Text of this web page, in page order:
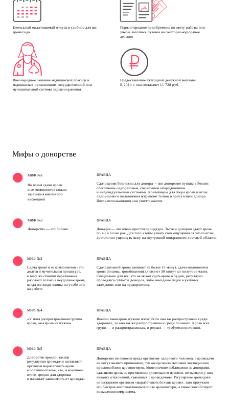
Ежегодный оплачиваемый отпуск в удобное для вас
время года
Внеочередное оказание медицинской помощи в
медицинских организациях государственной или
муниципальной системы здравоохранения
Первоочередное приобретение по месту работы или
учебы льготных путевок на санаторно-курортное
лечение
Предоставление ежегодной денежной выплаты.
В 2014 г. она составляет 11 728 руб.
МИФ №5
Донорство вредно, так как
регулярные кроводачи заставляют
организм вырабатывать кровь
в большем объеме, что, в конечном
итоге, вредно для здоровья
и вызывает зависимость от кроводач
Мифы о донорстве
МИФ №1
Во время сдачи крови
и ее компонентов можно
заразиться какой-либо
инфекцией
ПРАВДА
Сдача крови безопасна для донора — все донорские пункты в России
обеспечены одноразовым, стерильным оборудованием
и индивидуальными системами. Контейнеры для сбора крови и иглы
одноразового пользования вскрывают только в присутствии донора.
После использования они уничтожаются.
МИФ №2
Донорство — это больно
ПРАВДА
Донация — это очень простая процедура. Тысячи доноров сдают кровь
по 40 и более раз. Для того чтобы узнать свои ощущения от укола иглы,
достаточно ущипнуть кожу на внутренней поверхности локтевой области.
МИФ №3
Сдача крови и ее компонентов - это
долгая и мучительная процедура,
к тому же станции переливания
работают только в неудобное время,
когда все люди заняты на учебе или
на работе
ПРАВДА
Сдача цельной крови занимает не более 15 минут, сдача компонентов
крови (плазмы, тромбоцитов) длится от 30 минут до полутора часов.
Специально для тех, кто не может сдать кровь в будни, регулярно
проводятся субботы доноров, либо выездные акции в учебных
заведениях или на предприятиях.
МИФ №4
«У меня распространенная группа
крови, моя кровь не нужна»
ПРАВДА
Именно такая кровь нужнее всего! Если она так распространена среди
здоровых, то она так же распространена и среди больных. Кровь всех
групп — и распространенных, и редких — требуется постоянно.
ПРАВДА
Донорство не наносит вреда организму здорового человека, а кроводачи
не могут вызвать привыкание, так как организм человека эволюционно
приспособленк кровопотерям. Многолетние наблюдения за донорами,
сдающими кровь на протяжении длительного времени, не выявили у них
никаких отклонений, связанных с кроводачами. Регулярные кроводачи
не заставляют организм «вырабатывать больше крови», зато приучают
его быстрее восстанавливаться после кровопотери, а также способствуют
повышению иммунитета.